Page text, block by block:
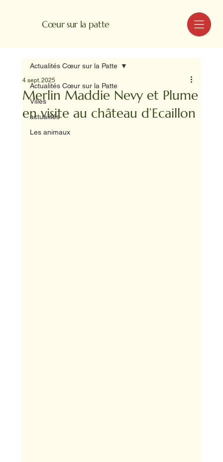
Cœur sur la patte MENU
Actualités Cœur sur la Patte
Villes
actualités
Les animaux
Actualités Cœur sur la Patte
Merlin Maddie Nevy et Plume
en visite au château d’Ecaillon
4 sept. 2025